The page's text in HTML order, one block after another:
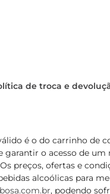
de troca e
é o do carrinho
garantir o acesso de
preços, ofertas e
alcoólicas para
, podendo